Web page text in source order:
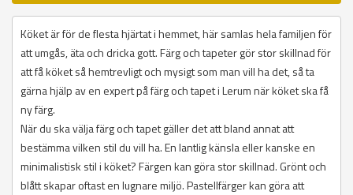
Köket är för de flesta hjärtat i hemmet, här samlas hela familjen för
att umgås, äta och dricka gott. Färg och tapeter gör stor skillnad för
att få köket så hemtrevligt och mysigt som man vill ha det, så ta
gärna hjälp av en expert på färg och tapet i Lerum när köket ska få
ny färg.
När du ska välja färg och tapet gäller det att bland annat att
bestämma vilken stil du vill ha. En lantlig känsla eller kanske en
minimalistisk stil i köket? Färgen kan göra stor skillnad. Grönt och
blått skapar oftast en lugnare miljö. Pastellfärger kan göra att